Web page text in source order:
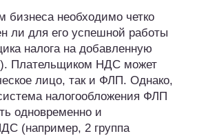
бизнеса необходимо четко
ли для его успешной работы
налога на добавленную
Плательщиком НДС может
лицо, так и ФЛП. Однако,
налогообложения ФЛП
одновременно и
(например, 2 группа